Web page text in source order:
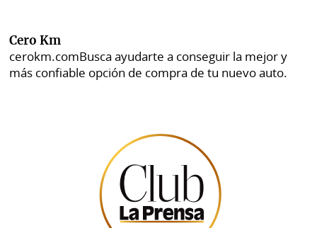
Cero Km
cerokm.comBusca ayudarte a conseguir la mejor y
más confiable opción de compra de tu nuevo auto.